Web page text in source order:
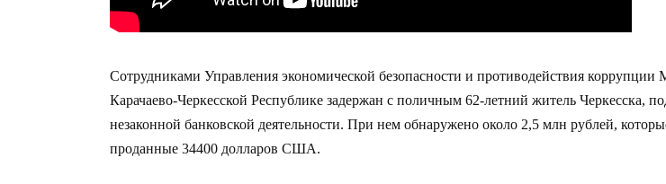
Сотрудниками Управления экономической безопасности и противодействия
Карачаево-Черкесской Республике задержан с поличным 62-летний житель Черкесска,
незаконной банковской деятельности. При нем обнаружено около 2,5 млн рублей,
проданные 34400 долларов США.